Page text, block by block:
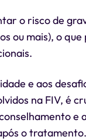
o risco de
ou mais), o
e aos
na FIV, é
e
o tratamento.